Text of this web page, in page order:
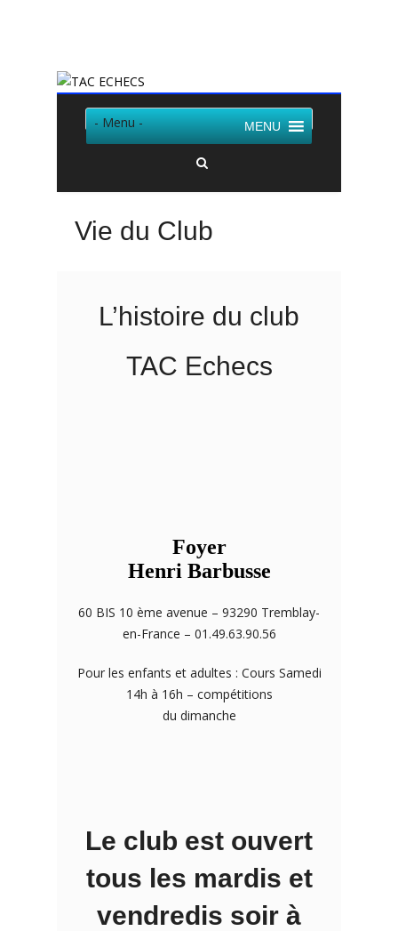
- Menu - MENU
Vie du Club
L’histoire du club
TAC Echecs
Foyer
Henri Barbusse
60 BIS 10 ème avenue – 93290 Tremblay-
en-France – 01.49.63.90.56
Pour les enfants et adultes : Cours Samedi
14h à 16h – compétitions
du dimanche
Le club est ouvert
tous les mardis et
vendredis soir à